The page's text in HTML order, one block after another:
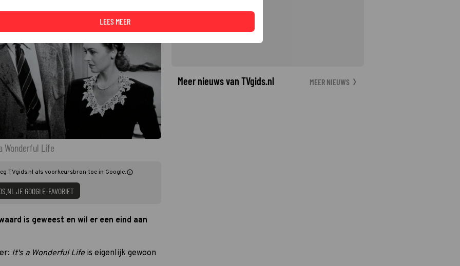
Wonderful Life
TVgids.nl als voorkeursbron toe in Google.
JE GOOGLE-FAVORIET
is geweest en wil er een eind aan
It's a Wonderful Life is eigenlijk gewoon
Meer nieuws van TVgids.nl MEER NIEUWS
LEES MEER